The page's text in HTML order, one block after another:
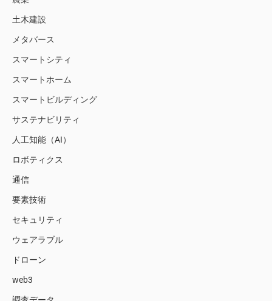
土木建設
メタバース
スマートシティ
スマートホーム
スマートビルディング
サステナビリティ
人工知能（AI）
ロボティクス
通信
要素技術
セキュリティ
ウェアラブル
ドローン
web3